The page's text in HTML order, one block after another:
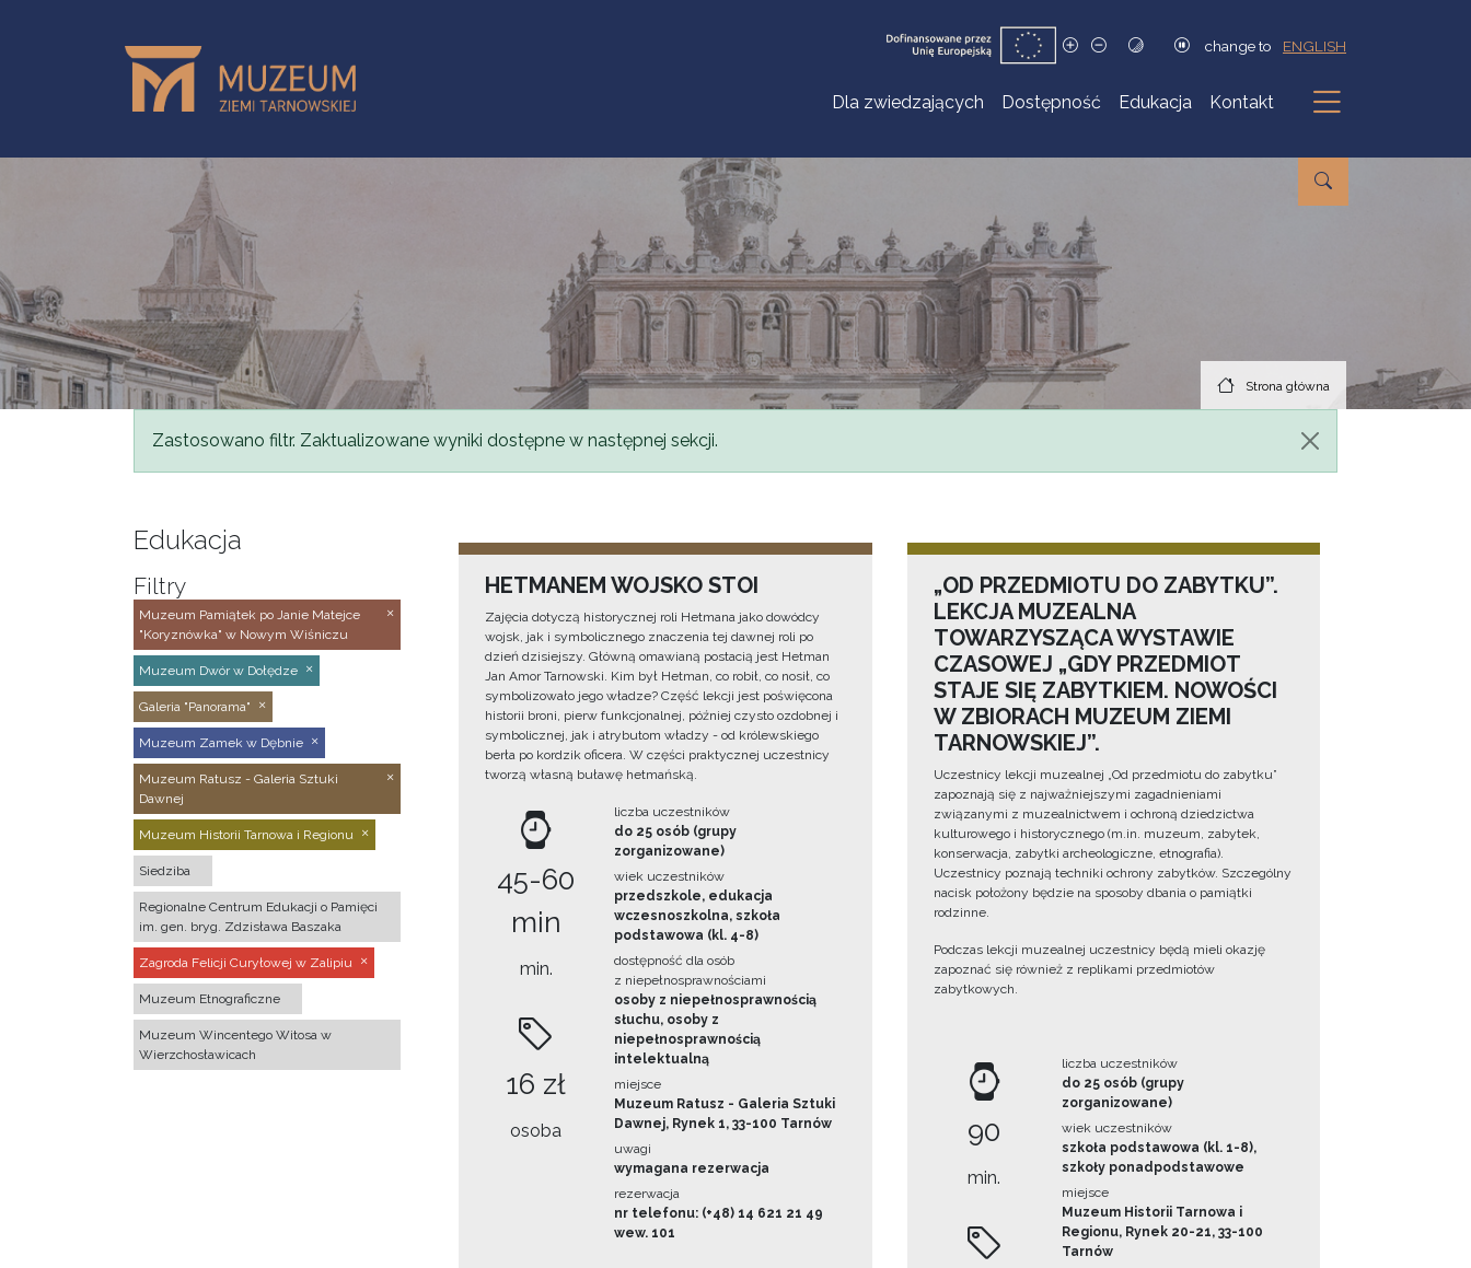
change to ENGLISH
Dla zwiedzających Dostępność Edukacja Kontakt
Podmenu
Strona główna
Komunikat
Zastosowano filtr. Zaktualizowane wyniki dostępne w następnej sekcji.
Edukacja
Filtry
Muzeum Pamiątek po Janie Matejce
"Koryznówka" w Nowym Wiśniczu
Muzeum Dwór w Dołędze
Galeria "Panorama"
Muzeum Zamek w Dębnie
Muzeum Ratusz - Galeria Sztuki
Dawnej
Muzeum Historii Tarnowa i Regionu
Siedziba
Regionalne Centrum Edukacji o Pamięci
im. gen. bryg. Zdzisława Baszaka
Zagroda Felicji Curyłowej w Zalipiu
Muzeum Etnograficzne
Muzeum Wincentego Witosa w
Wierzchosławicach
HETMANEM WOJSKO STOI
Zajęcia dotyczą historycznej roli Hetmana jako dowódcy
wojsk, jak i symbolicznego znaczenia tej dawnej roli po
dzień dzisiejszy. Główną omawianą postacią jest Hetman
Jan Amor Tarnowski. Kim był Hetman, co robił, co nosił, co
symbolizowało jego władze? Część lekcji jest poświęcona
historii broni, pierw funkcjonalnej, później czysto ozdobnej i
symbolicznej, jak i atrybutom władzy - od królewskiego
berła po kordzik oficera. W części praktycznej uczestnicy
tworzą własną buławę hetmańską.
45-60
min
min.
16 zł
osoba
liczba uczestników
do 25 osób (grupy
zorganizowane)
wiek uczestników
przedszkole, edukacja
wczesnoszkolna, szkoła
podstawowa (kl. 4-8)
dostępność dla osób
z niepełnosprawnościami
osoby z niepełnosprawnością
słuchu, osoby z
niepełnosprawnością
intelektualną
miejsce
Muzeum Ratusz - Galeria Sztuki
Dawnej, Rynek 1, 33-100 Tarnów
uwagi
wymagana rezerwacja
rezerwacja
nr telefonu: (+48) 14 621 21 49
wew. 101
„OD PRZEDMIOTU DO ZABYTKU”.
LEKCJA MUZEALNA
TOWARZYSZĄCA WYSTAWIE
CZASOWEJ „GDY PRZEDMIOT
STAJE SIĘ ZABYTKIEM. NOWOŚCI
W ZBIORACH MUZEUM ZIEMI
TARNOWSKIEJ”.
Uczestnicy lekcji muzealnej „Od przedmiotu do zabytku”
zapoznają się z najważniejszymi zagadnieniami
związanymi z muzealnictwem i ochroną dziedzictwa
kulturowego i historycznego (m.in. muzeum, zabytek,
konserwacja, zabytki archeologiczne, etnografia).
Uczestnicy poznają techniki ochrony zabytków. Szczególny
nacisk położony będzie na sposoby dbania o pamiątki
rodzinne.
Podczas lekcji muzealnej uczestnicy będą mieli okazję
zapoznać się również z replikami przedmiotów
zabytkowych.
90
min.
liczba uczestników
do 25 osób (grupy
zorganizowane)
wiek uczestników
szkoła podstawowa (kl. 1-8),
szkoły ponadpodstawowe
miejsce
Muzeum Historii Tarnowa i
Regionu, Rynek 20-21, 33-100
Tarnów